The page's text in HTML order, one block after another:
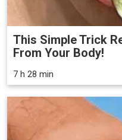
This Simple Trick
From Your Body!
7 h 28 min